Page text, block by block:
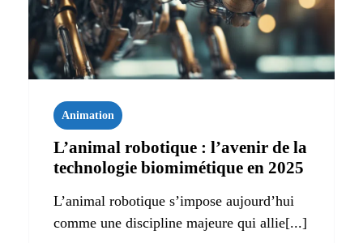
Animation
L’animal robotique : l’avenir de la
technologie biomimétique en 2025
L’animal robotique s’impose aujourd’hui
comme une discipline majeure qui allie[...]